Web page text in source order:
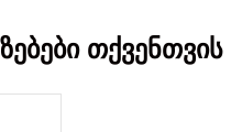
თქვენთვის